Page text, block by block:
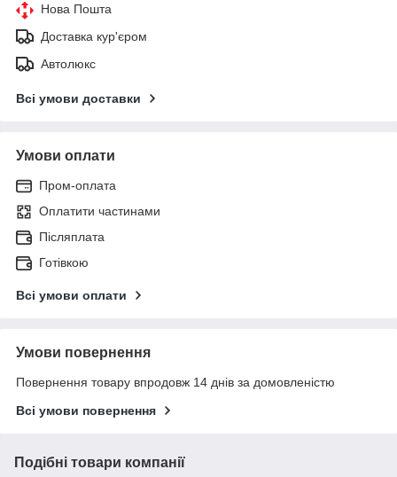
Нова Пошта
Доставка кур'єром
Автолюкс
Всі умови доставки
Умови оплати
Пром-оплата
Оплатити частинами
Післяплата
Готівкою
Всі умови оплати
Умови повернення
Повернення товару впродовж 14 днів за домовленістю
Всі умови повернення
Подібні товари компанії